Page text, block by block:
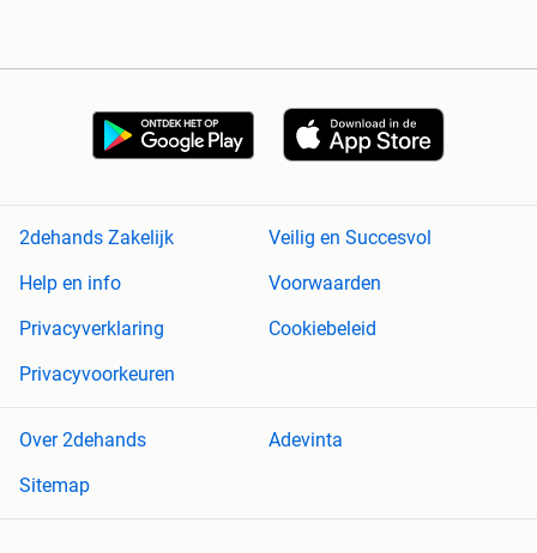
2dehands Zakelijk
Veilig en Succesvol
Help en info
Voorwaarden
Privacyverklaring
Cookiebeleid
Privacyvoorkeuren
Over 2dehands
Adevinta
Sitemap